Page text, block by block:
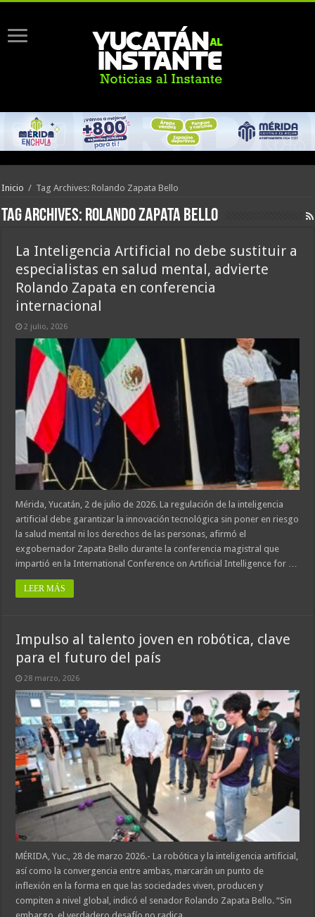
Inicio / Tag Archives: Rolando Zapata Bello
Tag Archives: Rolando Zapata Bello
La Inteligencia Artificial no debe sustituir a
especialistas en salud mental, advierte
Rolando Zapata en conferencia
internacional
2 julio, 2026
Mérida, Yucatán, 2 de julio de 2026. La regulación de la inteligencia
artificial debe garantizar la innovación tecnológica sin poner en riesgo
la salud mental ni los derechos de las personas, afirmó el
exgobernador Zapata Bello durante la conferencia magistral que
impartió en la International Conference on Artificial Intelligence for …
LEER MÁS
Impulso al talento joven en robótica, clave
para el futuro del país
28 marzo, 2026
MÉRIDA, Yuc., 28 de marzo 2026.- La robótica y la inteligencia artificial,
así como la convergencia entre ambas, marcarán un punto de
inflexión en la forma en que las sociedades viven, producen y
compiten a nivel global, indicó el senador Rolando Zapata Bello. “Sin